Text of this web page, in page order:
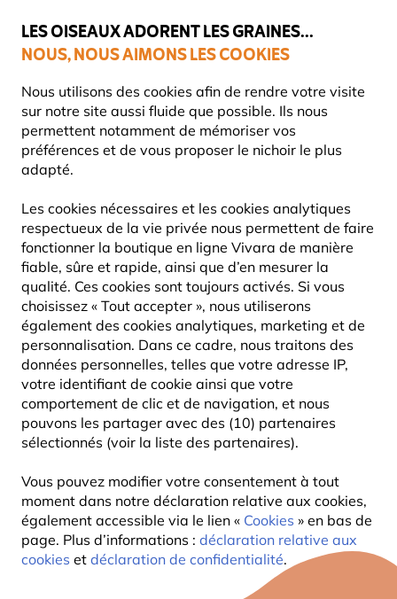
LES OISEAUX ADORENT LES GRAINES...
NOUS, NOUS AIMONS LES COOKIES
Nous utilisons des cookies afin de rendre votre visite
sur notre site aussi fluide que possible. Ils nous
permettent notamment de mémoriser vos
préférences et de vous proposer le nichoir le plus
adapté.
Les cookies nécessaires et les cookies analytiques
respectueux de la vie privée nous permettent de faire
fonctionner la boutique en ligne Vivara de manière
fiable, sûre et rapide, ainsi que d’en mesurer la
qualité. Ces cookies sont toujours activés. Si vous
choisissez « Tout accepter », nous utiliserons
également des cookies analytiques, marketing et de
personnalisation. Dans ce cadre, nous traitons des
données personnelles, telles que votre adresse IP,
votre identifiant de cookie ainsi que votre
comportement de clic et de navigation, et nous
pouvons les partager avec des (10) partenaires
sélectionnés (voir la liste des partenaires).
Vous pouvez modifier votre consentement à tout
moment dans notre déclaration relative aux cookies,
également accessible via le lien « Cookies » en bas de
page. Plus d’informations : déclaration relative aux
cookies et déclaration de confidentialité.
catégories.
Très bien noté dans 11 pays
Livraison express gratuite dès 59 €
Mangeoires Pour Oiseaux Mangeoires pour fenêtres
10% DE RÉDUCTION